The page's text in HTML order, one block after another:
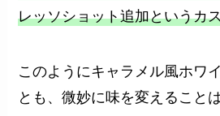
レッソショット追加というカ
このようにキャラメル風ホワ
とも、微妙に味を変えること